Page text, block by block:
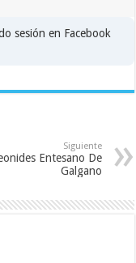
sesión en Facebook
Siguiente
Entesano De
Galgano